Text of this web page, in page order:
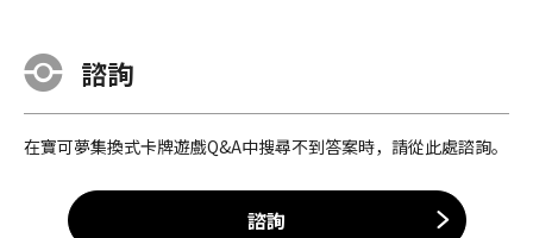
諮詢
在寶可夢集換式卡牌遊戲Q&A中搜尋不到答案時，請從此處諮詢。
諮詢